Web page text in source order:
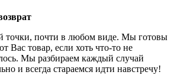
точки, почти в любом виде. Мы готовы
Вас товар, если хоть что-то не
Мы разбираем каждый случай
и всегда стараемся идти навстречу!